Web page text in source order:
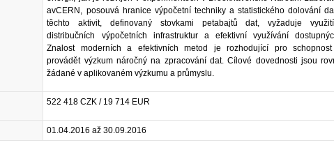
avCERN, posouvá hranice výpočetní techniky a statistického dolování
těchto aktivit, definovaný stovkami petabajtů dat, vyžaduje
distribučních výpočetních infrastruktur a efektivní využívání
Znalost moderních a efektivních metod je rozhodující pro
provádět výzkum náročný na zpracování dat. Cílové dovednosti jsou
žádané v aplikovaném výzkumu a průmyslu.
522 418 CZK / 19 714 EUR
01.04.2016 až 30.09.2016